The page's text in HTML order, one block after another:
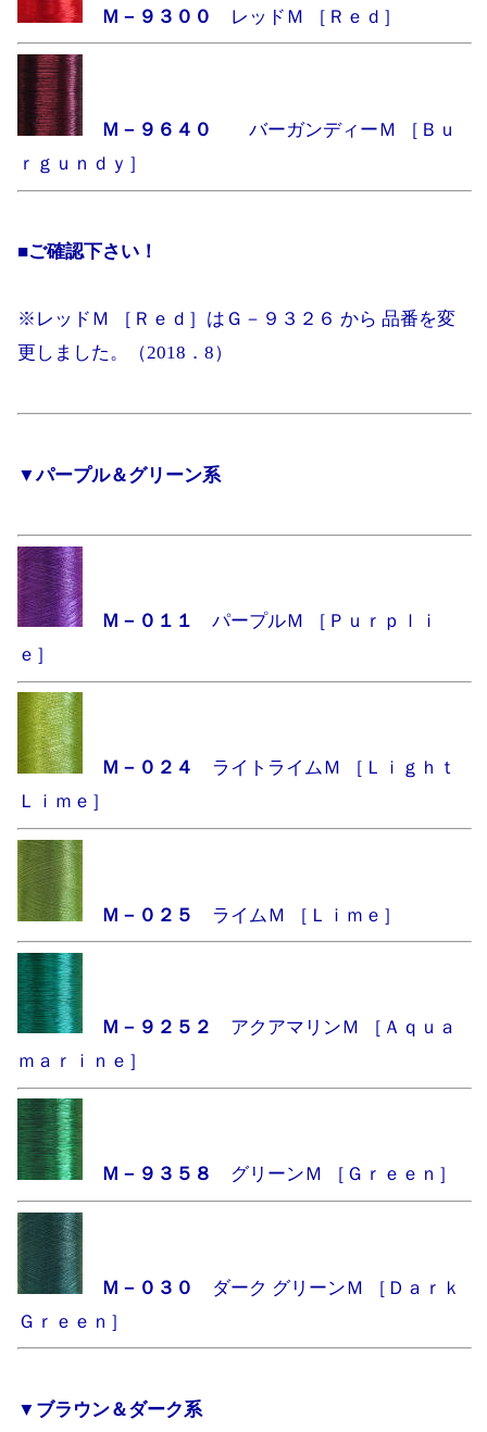
Ｍ－９３００ レッドＭ ［Ｒｅｄ］
Ｍ－９６４０
バーガンディーＭ ［Ｂｕ
ｒｇｕｎｄｙ］
■ご確認下さい！
※レッドＭ ［Ｒｅｄ］はＧ－９３２６ から 品番を変
更しました。（2018．8）
▼パープル＆グリーン系
Ｍ－０１１
パープルＭ ［Ｐｕｒｐｌｉ
ｅ］
Ｍ－０２４
ライトライムＭ ［Ｌｉｇｈｔ
Ｌｉｍｅ］
Ｍ－０２５ ライムＭ ［Ｌｉｍｅ］
Ｍ－９２５２
アクアマリンＭ ［Ａｑｕａ
ｍａｒｉｎｅ］
Ｍ－９３５８ グリーンＭ ［Ｇｒｅｅｎ］
Ｍ－０３０
ダーク グリーンＭ ［Ｄａｒｋ
Ｇｒｅｅｎ］
▼ブラウン＆ダーク系